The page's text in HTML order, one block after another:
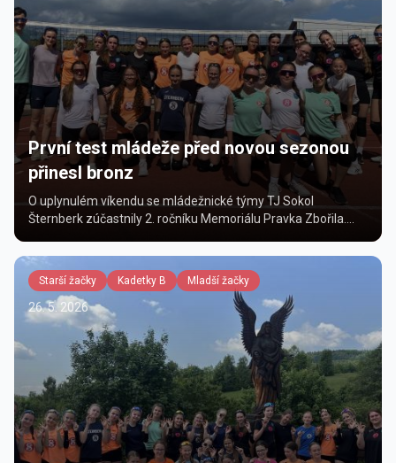
První test mládeže před novou sezonou
přinesl bronz
O uplynulém víkendu se mládežnické týmy TJ Sokol
Šternberk zúčastnily 2. ročníku Memoriálu Pravka Zbořila.
něj...
Starší žačky Kadetky B Mladší žačky
26. 5. 2026